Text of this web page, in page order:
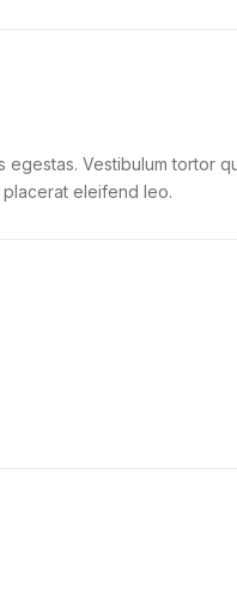
Vestibulum tortor
placerat eleifend leo.